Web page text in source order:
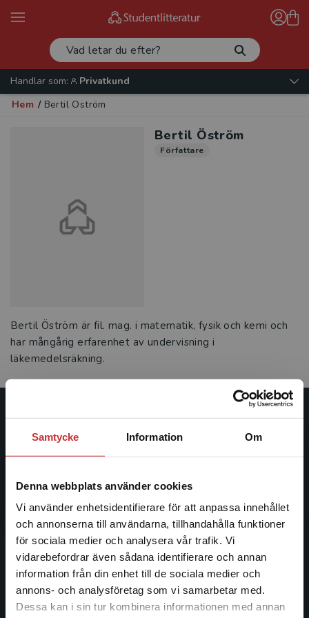
Samtycke Information Om
Denna webbplats använder cookies
Vi använder enhetsidentifierare för att anpassa innehållet
och annonserna till användarna, tillhandahålla funktioner
för sociala medier och analysera vår trafik. Vi
vidarebefordrar även sådana identifierare och annan
information från din enhet till de sociala medier och
annons- och analysföretag som vi samarbetar med.
Dessa kan i sin tur kombinera informationen med annan
Begränsad fraktregion
Handlar som:
Privatkund
Hem / Bertil Öström
Bertil Öström
Författare
Bertil Öström är fil. mag. i matematik, fysik och kemi och
har mångårig erfarenhet av undervisning i
läkemedelsräkning.
Studentlitteratur
Studentlitteratur grundades 1963 och är idag Sveriges
facklitteratur, utbildningar och digitala
informationstjänster i utbudet, finns Studentlitteratur med
längs hela kunskapsresan.
Kontakta oss
Kontakta oss